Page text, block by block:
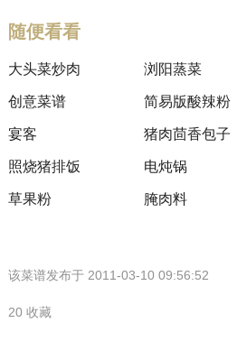
随便看看
大头菜炒肉
创意菜谱
宴客
照烧猪排饭
草果粉
浏阳蒸菜
简易版酸辣粉
猪肉茴香包子
电炖锅
腌肉料
该菜谱发布于 2011-03-10 09:56:52
20 收藏